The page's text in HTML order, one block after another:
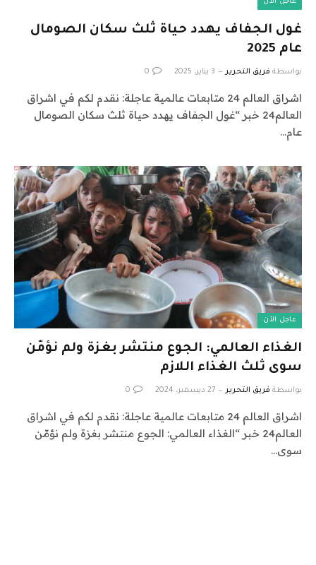
عاجل الآن
غول الجفاف يهدد حياة ثلث سكان الصومال
عام 2025
بواسطة فريق التحرير 3 يناير، 2025 0
اشراق العالم 24 متابعات عالمية عاجلة: نقدم لكم في اشراق
العالم24 خبر “غول الجفاف يهدد حياة ثلث سكان الصومال
عام…
عاجل الآن
الغذاء العالمي: الجوع منتشر بغزة ولم نؤمّن
سوى ثلث الغذاء اللازم
بواسطة فريق التحرير 27 ديسمبر، 2024 0
اشراق العالم 24 متابعات عالمية عاجلة: نقدم لكم في اشراق
العالم24 خبر “الغذاء العالمي: الجوع منتشر بغزة ولم نؤمّن
سوى…